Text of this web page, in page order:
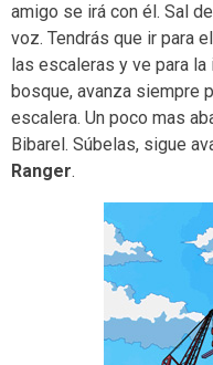
amigo se irá con él. Sal
voz. Tendrás que ir para
las escaleras y ve para la
bosque, avanza siempre
escalera. Un poco mas
Bibarel. Súbelas, sigue
Ranger.